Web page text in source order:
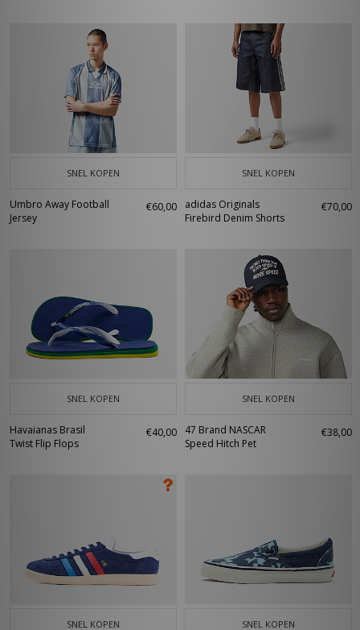
SNEL KOPEN
Umbro Away Football
Jersey
€60,00
SNEL KOPEN
adidas Originals
Firebird Denim Shorts
€70,00
SNEL KOPEN
Havaianas Brasil
Twist Flip Flops
€40,00
SNEL KOPEN
47 Brand NASCAR
Speed Hitch Pet
€38,00
SNEL KOPEN SNEL KOPEN